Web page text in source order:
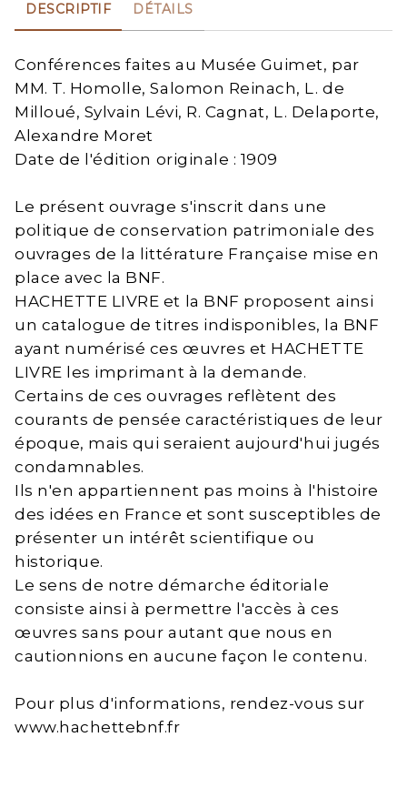
DESCRIPTIF DÉTAILS
Conférences faites au Musée Guimet, par
MM. T. Homolle, Salomon Reinach, L. de
Milloué, Sylvain Lévi, R. Cagnat, L. Delaporte,
Alexandre Moret
Date de l'édition originale : 1909
Le présent ouvrage s'inscrit dans une
politique de conservation patrimoniale des
ouvrages de la littérature Française mise en
place avec la BNF.
HACHETTE LIVRE et la BNF proposent ainsi
un catalogue de titres indisponibles, la BNF
ayant numérisé ces œuvres et HACHETTE
LIVRE les imprimant à la demande.
Certains de ces ouvrages reflètent des
courants de pensée caractéristiques de leur
époque, mais qui seraient aujourd'hui jugés
condamnables.
Ils n'en appartiennent pas moins à l'histoire
des idées en France et sont susceptibles de
présenter un intérêt scientifique ou
historique.
Le sens de notre démarche éditoriale
consiste ainsi à permettre l'accès à ces
œuvres sans pour autant que nous en
cautionnions en aucune façon le contenu.
Pour plus d'informations, rendez-vous sur
www.hachettebnf.fr